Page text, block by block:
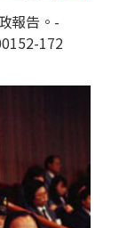
報告。-
172